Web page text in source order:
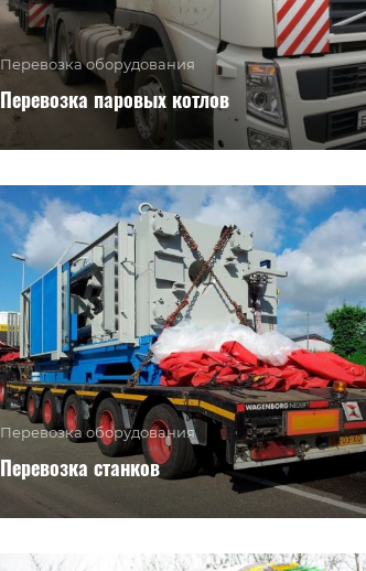
Перевозка оборудования
Перевозка паровых котлов
Перевозка оборудования
Перевозка станков